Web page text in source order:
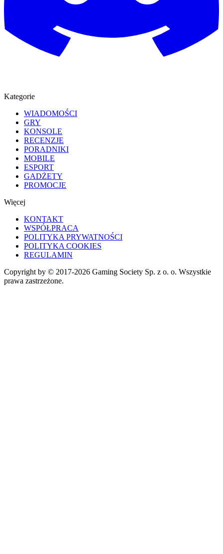
Kategorie
WIADOMOŚCI
GRY
KONSOLE
RECENZJE
PORADNIKI
MOBILE
ESPORT
GADŻETY
PROMOCJE
Więcej
KONTAKT
WSPÓŁPRACA
POLITYKA PRYWATNOŚCI
POLITYKA COOKIES
REGULAMIN
Copyright by © 2017-2026 Gaming Society Sp. z o. o. Wszystkie
prawa zastrzeżone.